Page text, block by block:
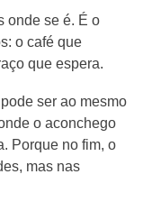
onde se é. É o
o café que
que espera.
ser ao mesmo
o aconchego
Porque no fim, o
mas nas